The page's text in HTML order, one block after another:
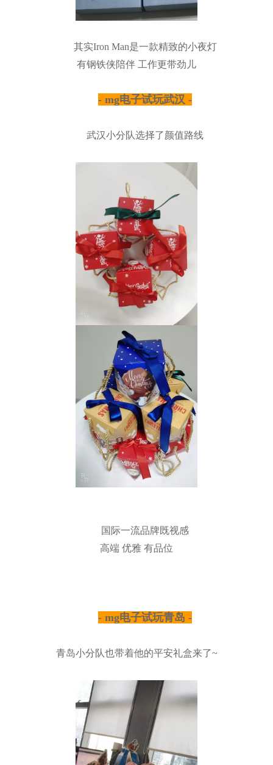
其实Iron Man是一款精致的小夜灯
有钢铁侠陪伴 工作更带劲儿
- mg电子试玩武汉 -
武汉小分队选择了颜值路线
国际一流品牌既视感
高端 优雅 有品位
- mg电子试玩青岛 -
青岛小分队也带着他的平安礼盒来了~